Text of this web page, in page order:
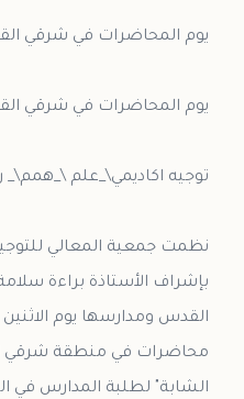
نظمت جمعية المعالي
بإشراف الأستاذة براءة
محاضرات في منطقة شرقي
الشابة" لطلبة المدارس في